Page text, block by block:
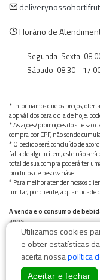
Horário de
Segunda-Sexta:
Sábado: 08.30 -
* Informamos que os preços,
app válidos para o dia de hoje,
* As ações/promoções do site são
compra por CPF, não sendo
* O pedido será concluído de
falta de algum item, este não
total de sua compra poderá ter
produtos de peso variável.
* Para melhor atender nossos
limitar, por cliente, a quantidade
A venda e o consumo de
anos.
Bebida alcoólica pode causar
Beba com moderação
Utilizamos cookies
e obter estatísticas
aceita nossapolítica
Aceitar e fechar